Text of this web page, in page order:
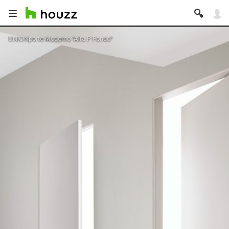
UNIONporte Moderno "Alfa P Fondo"